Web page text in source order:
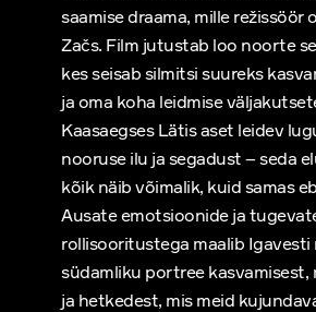
saamise draama, mille režissöör
Začs. Film jutustab loo noorte
kes seisab silmitsi suureks
ja oma koha leidmise
Kaasaegses Lätis aset leidev
nooruse ilu ja segadust – seda
kõik näib võimalik, kuid samas
Ausate emotsioonide ja
rollisooritustega maalib Igavesti
südamliku portree
ja hetkedest, mis meid